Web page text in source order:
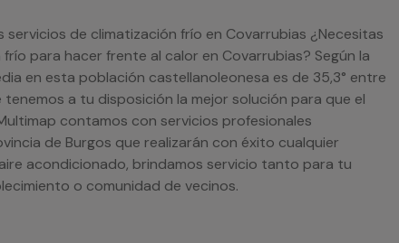
de climatización frío en Covarrubias ¿Necesitas
para hacer frente al calor en Covarrubias? Según la
en esta población castellanoleonesa es de 35,3° entre
tenemos a tu disposición la mejor solución para que el
contamos con servicios profesionales
de Burgos que realizarán con éxito cualquier
acondicionado, brindamos servicio tanto para tu
o comunidad de vecinos.